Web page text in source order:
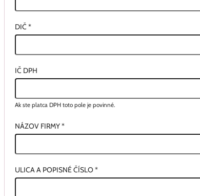
DIČ *
IČ DPH
Ak ste platca DPH toto pole je povinné.
NÁZOV FIRMY*
ULICA A POPISNÉ ČÍSLO*